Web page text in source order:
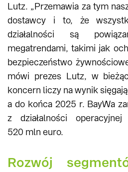
Lutz. „Przemawia za tym
dostawcy i to, że
działalności są
megatrendami, takimi jak
bezpieczeństwo
mówi prezes Lutz, w
koncern liczy na wynik
a do końca 2025 r. BayWa
z działalności
520 mln euro.
Rozwój